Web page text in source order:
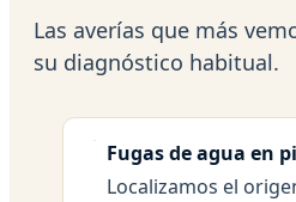
Las averías que más
su diagnóstico habitual.
Fugas de agua en
Localizamos el